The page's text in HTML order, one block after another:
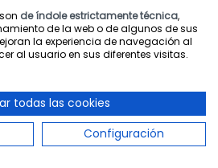
Research Journal,45(1), pp 1-4.
berj.3509
in English secondary
ai19-139
de índole estrictamente técnica,
de la web o de algunos de sus
la experiencia de navegación al
al usuario en sus diferentes visitas.
todas las cookies
Configuración